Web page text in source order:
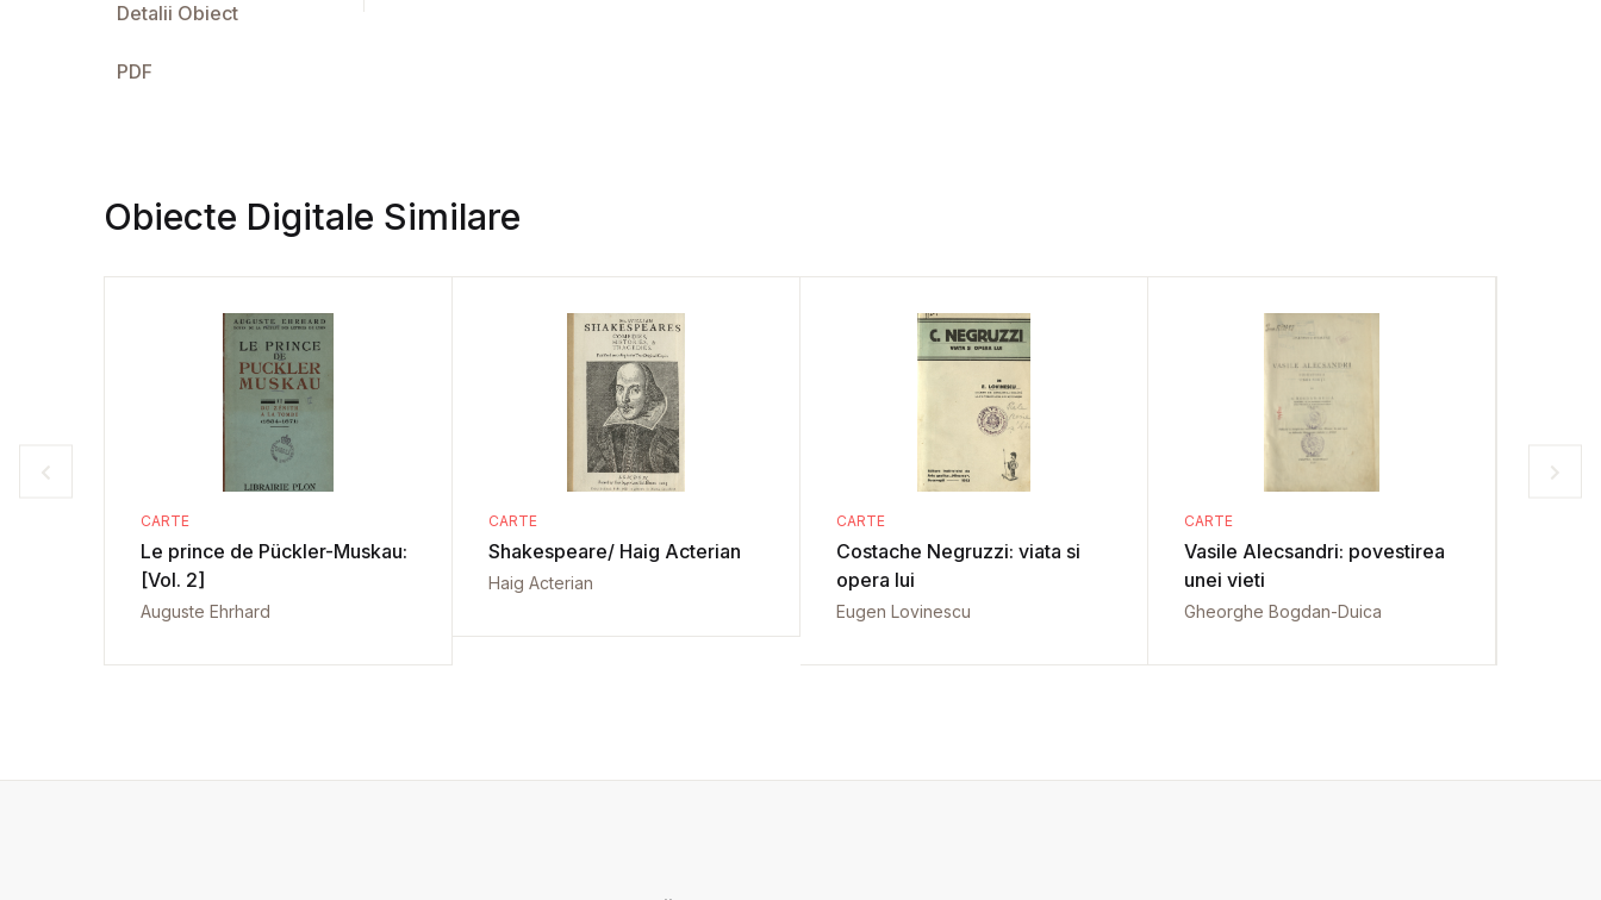
Detalii Obiect
PDF
Obiecte Digitale Similare
CARTE
Le prince de Pückler-Muskau:
[Vol. 2]
Auguste Ehrhard
CARTE
Shakespeare/ Haig Acterian
Haig Acterian
CARTE
Costache Negruzzi: viata si
opera lui
Eugen Lovinescu
CARTE
Vasile Alecsandri: povestirea
unei vieti
Gheorghe Bogdan-Duica